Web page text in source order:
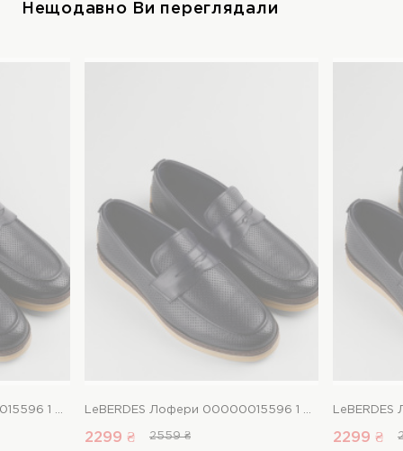
Нещодавно Ви переглядали
2299 ₴ 2559 ₴ 2299 ₴